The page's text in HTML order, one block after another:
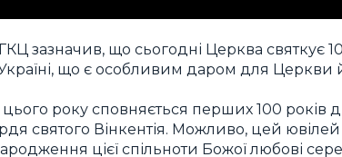
зазначив, що сьогодні Церква святкує
Україні, що є особливим даром для Церкви
року сповняється перших 100 років
святого Вінкентія. Можливо, цей ювілей
цієї спільноти Божої любові